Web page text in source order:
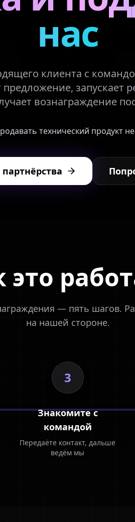
нас
клиента с
запускает
вознаграждение
технический продукт
это
— пять шагов.
на нашей стороне.
3
Знакомите с
командой
Передаёте контакт, дальше
ведём мы